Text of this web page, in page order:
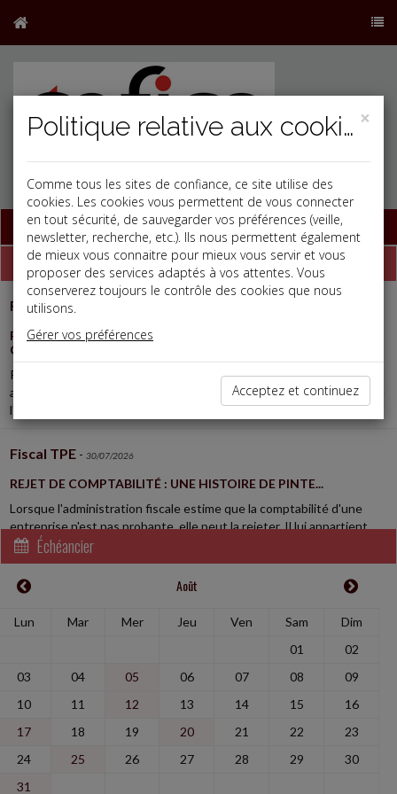
Base documentaire
Dépêches
Fiscal TPE
REVENUS FONCIERS : UNE FACTURE DE TRAVAUX QUI NE
CONVAINC PAS
Pour être déductibles des revenus fonciers, les travaux doivent
avoir été effectués par le propriétaire, réellement payés au cours de
l'année d'imposition...
Fiscal TPE - 30/07/2026
REJET DE COMPTABILITÉ : UNE HISTOIRE DE PINTE...
Lorsque l'administration fiscale estime que la comptabilité d'une
entreprise n'est pas probante, elle peut la rejeter. Il lui appartient
alors de reconstituer...
Social
UN SALARIÉ PEUT ÊTRE VICTIME DE HARCÈLEMENT SANS
ÊTRE DIRECTEMENT VISÉ
En lutte avec le directeur général de la société, à qui elle reprochait
des « pratiques managériales toxiques » à l'égard des salariées du
Vie des affaires 30/07/2026
LE CRÉANCIER D'UN ASSOCIÉ NE PEUT PAS DEMANDER LA
DISSOLUTION D'UNE SOCIÉTÉ POUR JUSTES MOTIFS
Échéancier
Août
Lun Mar Mer Jeu Ven Sam
Dim
01
02
03
04 05 06 07 08
09
10
11 12 13 14 15
16
17
18 19 20 21 22
23
24
25 26 27 28 29
30
31
×
Politique relative aux cookies
Comme tous les sites de confiance, ce site utilise des
cookies. Les cookies vous permettent de vous connecter
en tout sécurité, de sauvegarder vos préférences (veille,
newsletter, recherche, etc.). Ils nous permettent également
de mieux vous connaitre pour mieux vous servir et vous
proposer des services adaptés à vos attentes. Vous
conserverez toujours le contrôle des cookies que nous
utilisons.
Gérer vos préférences
Acceptez et continuez